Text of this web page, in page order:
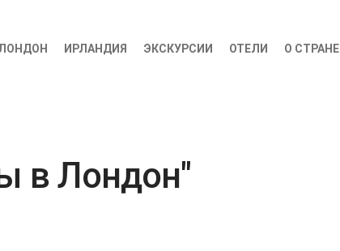
ИРЛАНДИЯ ЭКСКУРСИИ ОТЕЛИ О СТРАНЕ
в Лондон"